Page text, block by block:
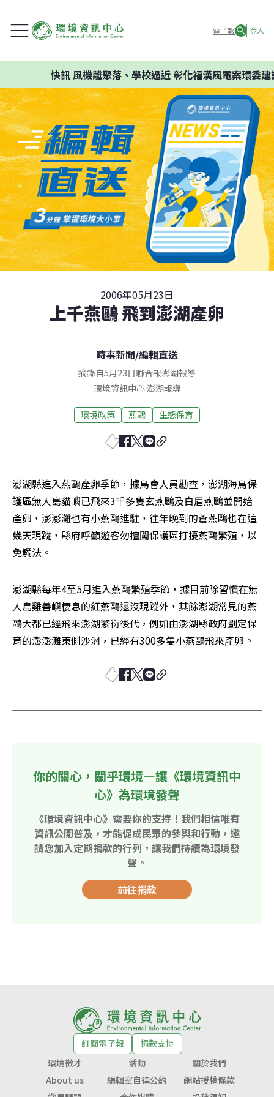
電子報 登入
快訊風機離聚落、學校過近 彰化福漢風電案環委建
2006年05月23日
上千燕鷗 飛到澎湖產卵
時事新聞/編輯直送
摘錄自5月23日聯合報澎湖報導
環境資訊中心澎湖報導
環境政策 燕鷗 生態保育
澎湖縣進入燕鷗產卵季節，據鳥會人員勘查，澎湖海鳥保
護區無人島貓嶼已飛來3千多隻玄燕鷗及白眉燕鷗並開始
產卵，澎澎灘也有小燕鷗進駐，往年晚到的蒼燕鷗也在這
幾天現蹤，縣府呼籲遊客勿擅闖保護區打擾燕鷗繁殖，以
免觸法。
澎湖縣每年4至5月進入燕鷗繁殖季節，據目前除習慣在無
人島雞善嶼棲息的紅燕鷗還沒現蹤外，其餘澎湖常見的燕
鷗大都已經飛來澎湖繁衍後代，例如由澎湖縣政府劃定保
育的澎澎灘東側沙洲，已經有300多隻小燕鷗飛來產卵。
你的關心，關乎環境—讓《環境資訊中
心》為環境發聲
《環境資訊中心》需要你的支持！我們相信唯有
資訊公開普及，才能促成民眾的參與和行動，邀
請您加入定期捐款的行列，讓我們持續為環境發
聲。
前往捐款
訂閱電子報
捐款支持
環境徵才
活動
關於我們
About us
編輯室自律公約
網站授權條款